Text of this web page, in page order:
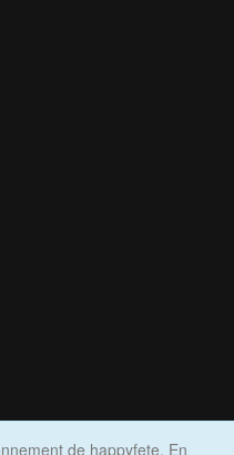
de happyfete. En